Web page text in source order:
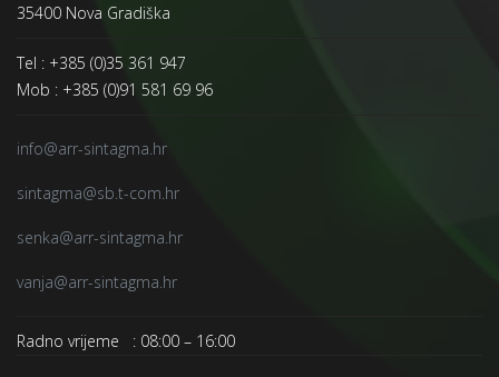
35400 Nova Gradiška
Tel : +385 (0)35 361 947
Mob : +385 (0)91 581 69 96
info@arr-sintagma.hr
sintagma@sb.t-com.hr
senka@arr-sintagma.hr
vanja@arr-sintagma.hr
Radno vrijeme : 08:00 – 16:00